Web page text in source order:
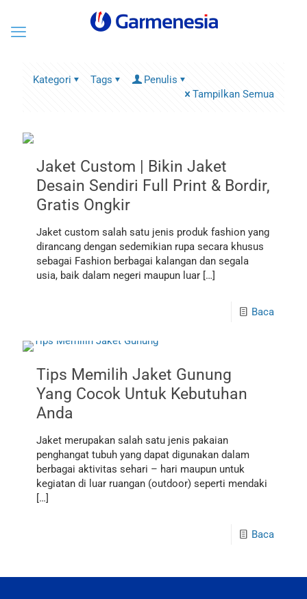
Kategori Tags
Penulis
Tampilkan Semua
Jaket Custom | Bikin Jaket
Desain Sendiri Full Print & Bordir,
Gratis Ongkir
Jaket custom salah satu jenis produk fashion yang
dirancang dengan sedemikian rupa secara khusus
sebagai Fashion berbagai kalangan dan segala
usia, baik dalam negeri maupun luar […]
Baca
Tips Memilih Jaket Gunung
Yang Cocok Untuk Kebutuhan
Anda
Jaket merupakan salah satu jenis pakaian
penghangat tubuh yang dapat digunakan dalam
berbagai aktivitas sehari – hari maupun untuk
kegiatan di luar ruangan (outdoor) seperti mendaki
[…]
Baca